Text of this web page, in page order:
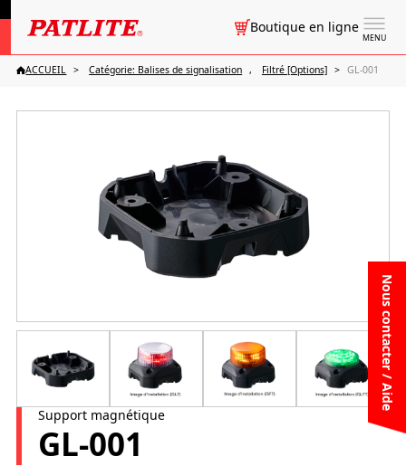
MENU
Boutique en ligne
Nous contacter / Aide
ACCUEIL Catégorie: Balises de signalisation Filtré [Options] GL-001
Support magnétique
GL-001